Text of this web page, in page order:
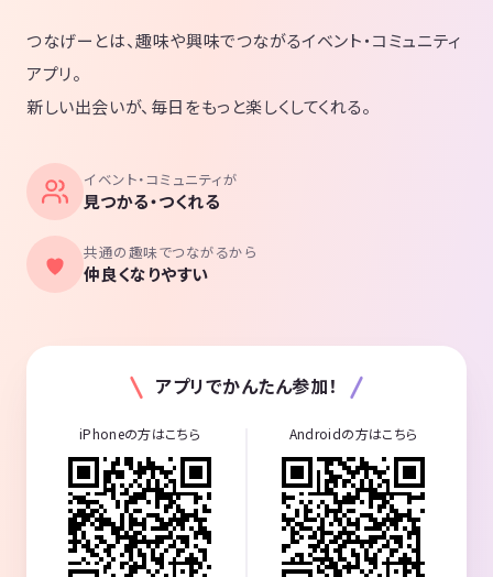
つなげーとは、趣味や興味でつながるイベント・コミュニティ
アプリ。
新しい出会いが、毎日をもっと楽しくしてくれる。
イベント・コミュニティが
見つかる・つくれる
共通の趣味でつながるから
仲良くなりやすい
アプリでかんたん参加！
iPhoneの方はこちら Androidの方はこちら